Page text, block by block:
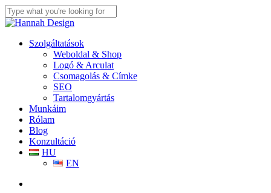
Skip
to
content
Close
search
Menu
Szolgáltatások
Weboldal & Shop
Logó & Arculat
Csomagolás & Címke
SEO
Tartalomgyártás
Munkáim
Rólam
Blog
Konzultáció
HU
EN